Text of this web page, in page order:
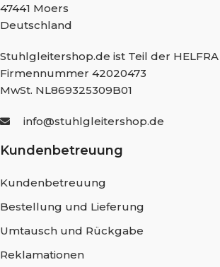
47441 Moers
Deutschland
Stuhlgleitershop.de ist Teil der HELFRA
Firmennummer 42020473
MwSt. NL869325309B01
info@stuhlgleitershop.de
Kundenbetreuung
Kundenbetreuung
Bestellung und Lieferung
Umtausch und Rückgabe
Reklamationen